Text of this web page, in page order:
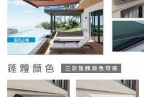
車輪檔防撞條系列
智能電子鎖系列
電動遮陽簾系列
監控系統系列